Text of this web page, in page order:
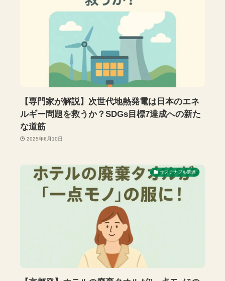
【専門家が解説】次世代地熱発電は日本のエネ
ルギー問題を救うか？SDGs目標7達成への新た
な道筋
2025年6月10日
サステナブル調達